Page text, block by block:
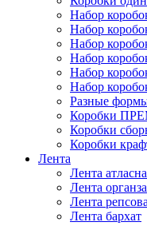
Набор
Набор
Набор
Набор
Набор
Набор
Разные
Коробки
Коробки
Коробки
Лента
Лента
Лента органза
Лента
Лента бархат